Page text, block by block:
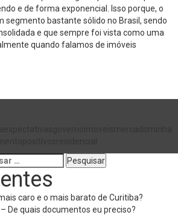
e de forma exponencial. Isso porque, o
segmento bastante sólido no Brasil, sendo
e que sempre foi vista como uma
quando falamos de imóveis
caro e o mais barato de Curitiba?
De quais documentos eu preciso?